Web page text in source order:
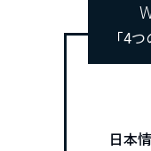
「4
日本